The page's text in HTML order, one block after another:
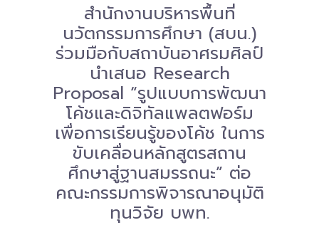
สำนักงานบริหารพื้นที่
นวัตกรรมการศึกษา (สบน.)
ร่วมมือกับสถาบันอาศรมศิลป์
นำเสนอ Research
Proposal “รูปแบบการพัฒนา
โค้ชและดิจิทัลแพลตฟอร์ม
เพื่อการเรียนรู้ของโค้ช ในการ
ขับเคลื่อนหลักสูตรสถาน
ศึกษาสู่ฐานสมรรถนะ” ต่อ
คณะกรรมการพิจารณาอนุมัติ
ทุนวิจัย บพท.